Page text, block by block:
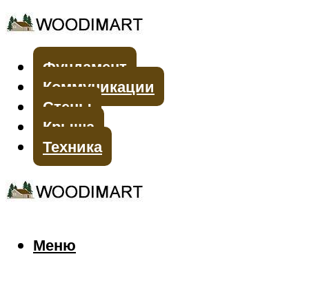
Фундамент
Коммуникации
Стены
Крыша
Техника
Меню
Меню